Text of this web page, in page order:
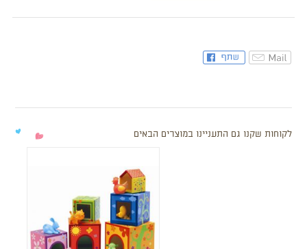
לקוחות שקנו גם התעניינו במוצרים הבאים